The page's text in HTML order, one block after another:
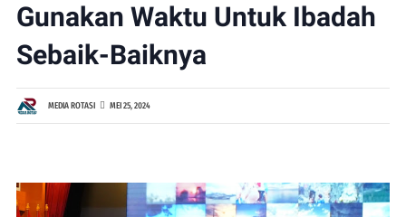
Gunakan Waktu Untuk Ibadah
Sebaik-Baiknya
MEDIA ROTASI MEI 25, 2024